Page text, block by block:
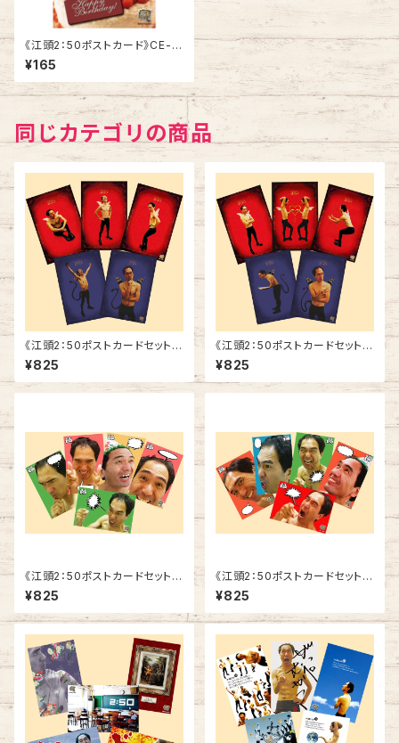
《江頭2：50ポストカード》CE-B
2／ いちごケーキ
¥165
同じカテゴリの商品
《江頭2：50ポストカードセット》
SCE-ED2
¥825
《江頭2：50ポストカードセット》
SCE-ED1
¥825
《江頭2：50ポストカードセット》
SCE-F2
¥825
《江頭2：50ポストカードセット》
SCE-F1
¥825